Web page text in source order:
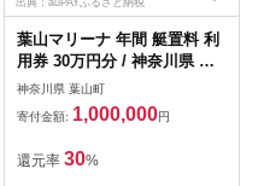
出典：auPAYふるさと納税
葉山マリーナ 年間 艇置料 利
用券 30万円分 / 神奈川県 葉
山町 施設利用 チケット 利用
券 係留料 艇置料 レジャー 旅
行 ヨット リゾート【(株)葉山
マリーナー】 [ASAV003]
神奈川県 葉山町
寄付金額: 1,000,000円
還元率 30%